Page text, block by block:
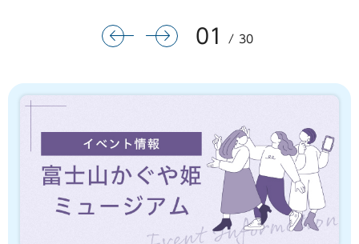
前のスライドを表示
次のスライドを表示
01 30